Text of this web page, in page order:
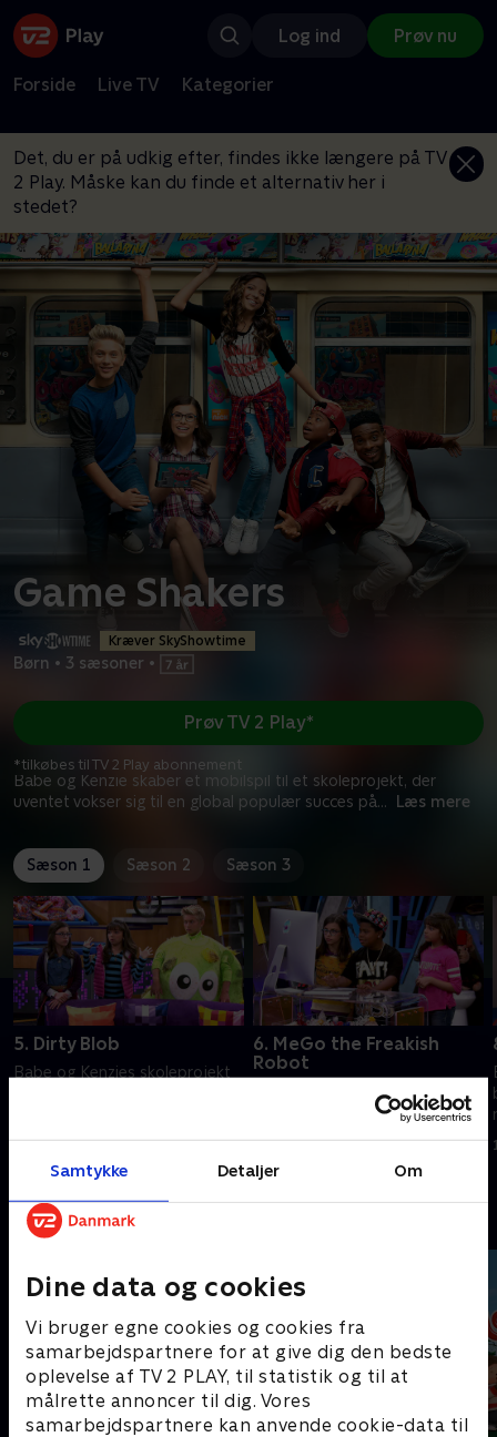
Samtykke Detaljer Om
Dine data og cookies
Vi bruger egne cookies og cookies fra
samarbejdspartnere for at give dig den bedste
oplevelse af TV 2 PLAY, til statistik og til at
målrette annoncer til dig. Vores
samarbejdspartnere kan anvende cookie-data til
Log ind Prøv nu
Forside Live TV Kategorier
Det, du er på udkig efter, findes ikke længere på TV
2 Play. Måske kan du finde et alternativ her i
stedet?
Game Shakers
Kræver SkyShowtime
Børn • 3 sæsoner •
Babe og Kenzie skaber et mobilspil til et skoleprojekt, der
uventet vokser sig til en global populær succes på... Læs mere
Prøv TV 2 Play*
*tilkøbes til TV 2 Play abonnement
Sæson 1 Sæson 2 Sæson 3
5. Dirty Blob
Babe og Kenzies skoleprojekt
15. marts 2023 • 21 min
6. MeGo the Freakish
Robot
Babe og Kenzies skoleprojekt
bliver det mest populære
15. marts 2023 • 21 min
Andre så også